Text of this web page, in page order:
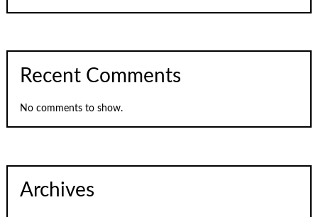
Recent Comments
No comments to show.
Archives